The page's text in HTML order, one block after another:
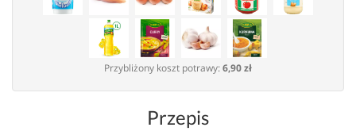
Przybliżony koszt potrawy:6,90 zł
Przepis